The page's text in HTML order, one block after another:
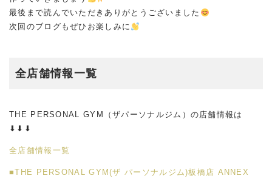
最後まで読んでいただきありがとうございました
次回のブログもぜひお楽しみに
全店舗情報一覧
THE PERSONAL GYM（ザパーソナルジム）の店舗情報は
⬇︎⬇︎⬇︎
全店舗情報一覧
■THE PERSONAL GYM(ザ パーソナルジム)板橋店 ANNEX